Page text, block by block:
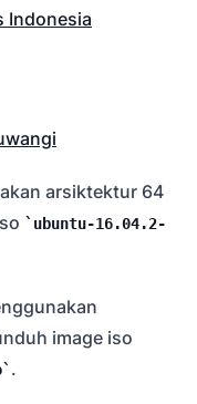
Indonesia
arsiktektur 64
ubuntu-16.04.2-
image iso
.